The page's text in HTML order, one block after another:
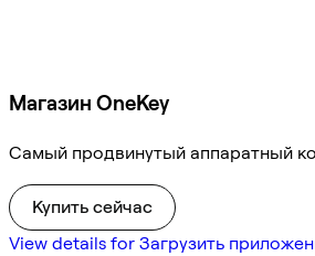
Магазин OneKey
Самый продвинутый аппаратный
Купить сейчас
View details for Загрузить